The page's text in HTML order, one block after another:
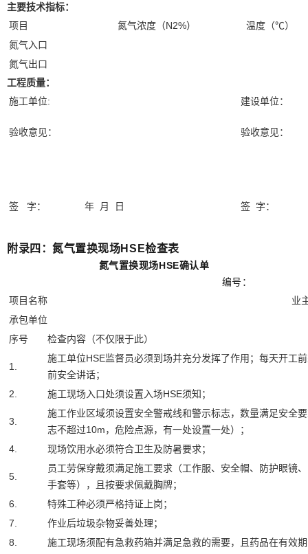
主要技术指标：
项目
氮气浓度（N2%）
温度（℃）
氮气入口
氮气出口
工程质量：
施工单位:
验收意见：
签 字： 年 月 日
建设单位：
验收意见：
签 字：
附录四：氮气置换现场HSE检查表
氮气置换现场HSE确认单
编号：
项目名称
业
承包单位
序号
检查内容（不仅限于此）
1.
施工单位HSE监督员必须到场并充分发挥了作用；每天开工
前安全讲话；
2.
施工现场入口处须设置入场HSE须知；
3.
施工作业区域须设置安全警戒线和警示标志，数量满足安全
志不超过10m，危险点源，有一处设置一处）；
4.
现场饮用水必须符合卫生及防暑要求；
5.
员工劳保穿戴须满足施工要求（工作服、安全帽、防护眼镜
手套等），且按要求佩戴胸牌；
6.
特殊工种必须严格持证上岗；
7.
作业后垃圾杂物妥善处理；
8.
施工现场须配有急救药箱并满足急救的需要，且药品在有效